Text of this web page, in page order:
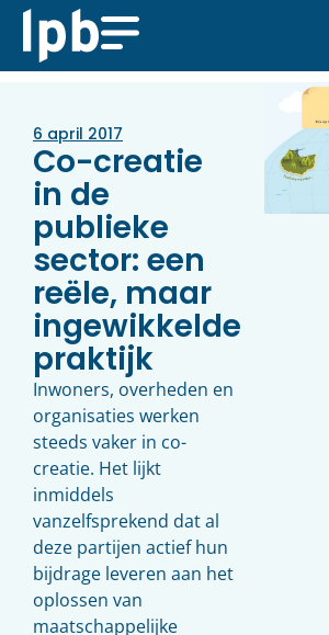
6 april 2017
Co-creatie
in de
publieke
sector: een
reële, maar
ingewikkelde
praktijk
Inwoners, overheden en
organisaties werken
steeds vaker in co-
creatie. Het lijkt
inmiddels
vanzelfsprekend dat al
deze partijen actief hun
bijdrage leveren aan het
oplossen van
maatschappelijke